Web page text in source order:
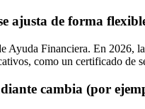
ajusta de forma
Financiera. En 2026,
como un certificado
cambia (por